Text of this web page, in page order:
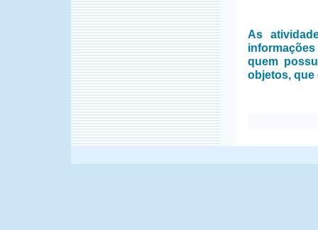
As
quem
objetos, que